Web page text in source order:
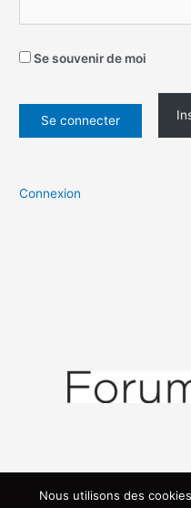
Se souvenir de moi
Connexion
Nous utilisons des